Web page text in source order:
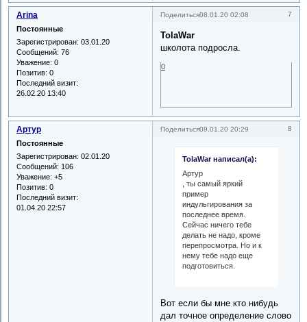
Поделиться 7
08.01.20 02:08
Arina
Постоянные
Зарегистрирован: 03.01.20
Сообщений: 76
Уважение: 0
Позитив: 0
Последний визит:
26.02.20 13:40
TolaWar
школота подросла.
0
Поделиться 8
09.01.20 20:29
Артур
Постоянные
Зарегистрирован: 02.01.20
Сообщений: 106
Уважение: +5
Позитив: 0
Последний визит:
01.04.20 22:57
TolaWar написал(а):
Артур
, ты самый яркий
пример
индульгирования за
последнее время.
Сейчас ничего тебе
делать не надо, кроме
перепросмотра. Но и к
нему тебе надо еще
подготовиться.
Вот если бы мне кто нибудь
дал точное определение слово